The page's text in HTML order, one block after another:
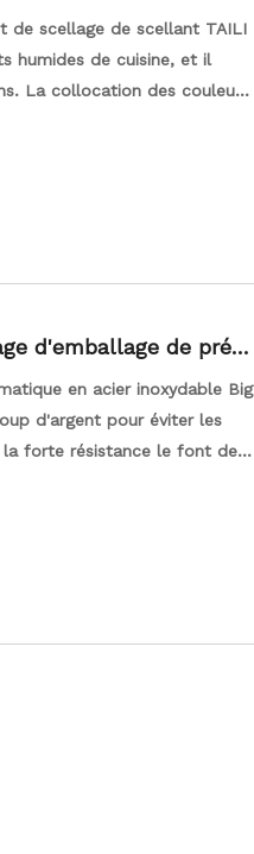
portables
de scellage de scellant TAILI
humides de cuisine, et il
La collocation des couleurs
avec un terrain dans le
d'emballage de prés
autonome
en acier inoxydable Big
d'argent pour éviter les
forte résistance le font de